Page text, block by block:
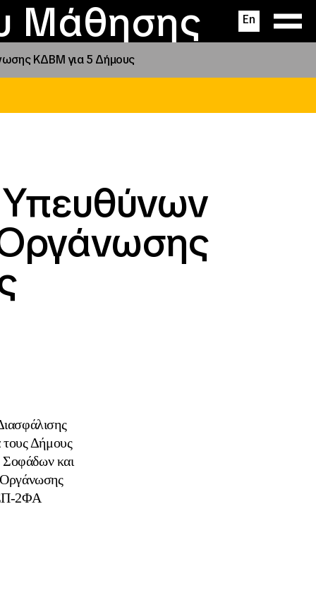
Μάθησης En
ΚΔΒΜ για 5 Δήμους
Υπευθύνων
Δήμους
και
2ΦΑ